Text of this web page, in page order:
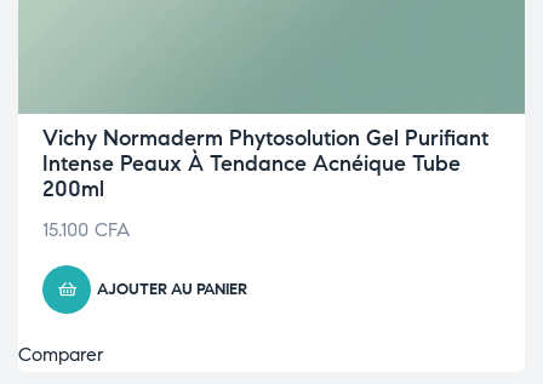
Vichy Normaderm Phytosolution Gel Purifiant
Intense Peaux À Tendance Acnéique Tube
200ml
15.100 CFA
AJOUTER AU PANIER
Comparer